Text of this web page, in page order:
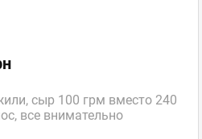
сыр 100 грм вместо 240
все внимательно